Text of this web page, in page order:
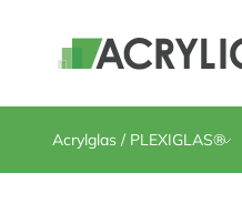
Acrylglas / PLEXIGLAS®